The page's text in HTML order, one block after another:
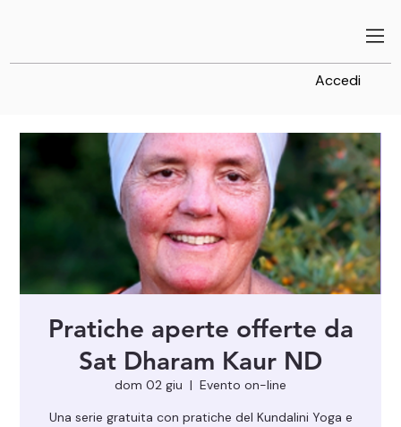
Accedi
Pratiche aperte offerte da
Sat Dharam Kaur ND
dom 02 giu
  |
Evento on-line
Una serie gratuita con pratiche del Kundalini Yoga e